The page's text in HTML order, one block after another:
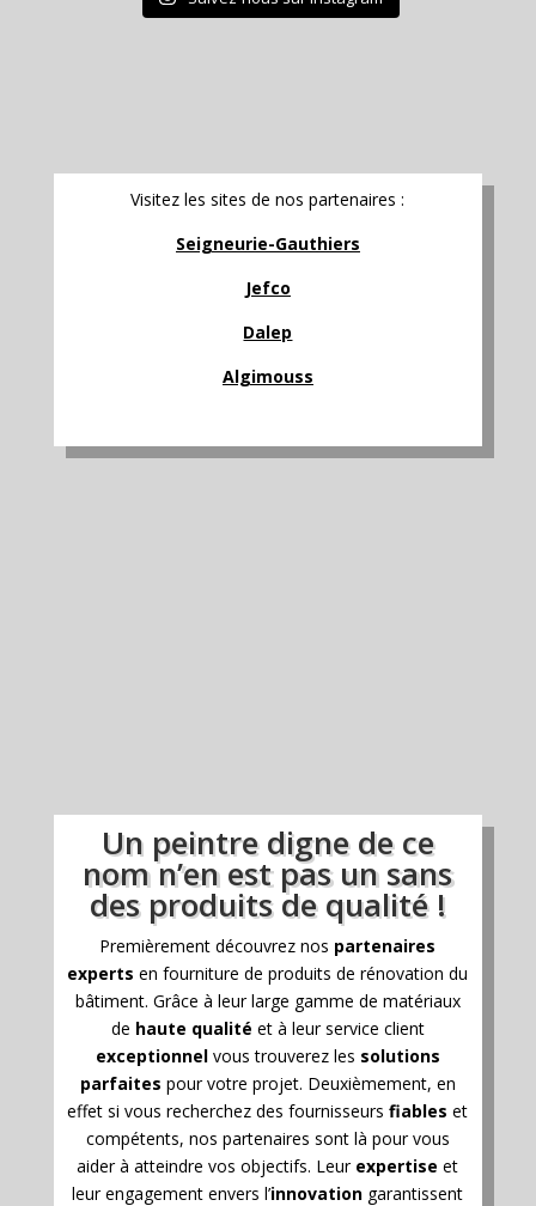
Visitez les sites de nos partenaires :
Seigneurie-Gauthiers
Jefco
Dalep
Algimouss
Un peintre digne de ce
nom n’en est pas un sans
des produits de qualité !
Premièrement découvrez nos partenaires
experts en fourniture de produits de rénovation du
bâtiment. Grâce à leur large gamme de matériaux
de haute qualité et à leur service client
exceptionnelvous trouverez les solutions
parfaites pour votre projet. Deuxièmement, en
effet si vous recherchez des fournisseursfiables et
compétents, nos partenaires sont là pour vous
aider à atteindre vos objectifs. Leur expertise et
leur engagement envers l’innovation garantissent